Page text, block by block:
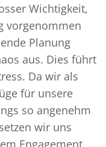
Wichtigkeit,
vorgenommen
Planung
aus. Dies führt
Da wir als
für unsere
so angenehm
wir uns
Engagement